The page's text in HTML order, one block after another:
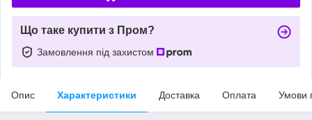
Що таке купити з Пром?
Замовлення під захистом
Опис Характеристики Доставка Оплата Умови